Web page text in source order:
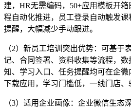
建，HR无需编码，50+应用模板开
程自动化推进，员工登录自动触发
提醒，大幅减少手动跟进。
（2）新员工培训突出优势：可基于
记、合同签署、资料收集等流程，
知、学习入口、任务提醒均可在企
下载应用，学习门槛低，一线门店、
（3）适用企业画像：企业微信生态